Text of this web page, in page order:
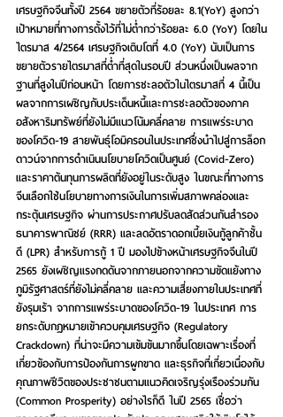
เศรษฐกิจจีนทั้งปี 2564 ขยายตัวที่ร้อยละ 8.1(YoY) สูงกว่า
เป้าหมายที่ทางการตั้งไว้ที่ไม่ต่ำกว่าร้อยละ 6.0 (YoY) โดยใน
ไตรมาส 4/2564 เศรษฐกิจเติบโตที่ 4.0 (YoY) นับเป็นการ
ขยายตัวรายไตรมาสที่ต่ำที่สุดในรอบปี ส่วนหนึ่งเป็นผลจาก
ฐานที่สูงในปีก่อนหน้า โดยการชะลอตัวในไตรมาสที่ 4 นี้เป็น
ผลจากการเผชิญกับประเด็นหนี้และการชะลอตัวของภาค
อสังหาริมทรัพย์ที่ยังไม่มีแนวโน้มคลี่คลาย การแพร่ระบาด
ของโควิด-19 สายพันธุ์โอมิครอนในประเทศซึ่งนำไปสู่การล็อก
ดาวน์จากการดำเนินนโยบายโควิดเป็นศูนย์ (Covid-Zero)
และราคาต้นทุนการผลิตที่ยังอยู่ในระดับสูง ในขณะที่ทางการ
จีนเลือกใช้นโยบายทางการเงินในการเพิ่มสภาพคล่องและ
กระตุ้นเศรษฐกิจ ผ่านการประกาศปรับลดสัดส่วนกันสำรอง
ธนาคารพาณิชย์ (RRR) และลดอัตราดอกเบี้ยเงินกู้ลูกค้าชั้น
ดี (LPR) สำหรับการกู้ 1 ปี มองไปข้างหน้าเศรษฐกิจจีนในปี
2565 ยังเผชิญแรงกดดันจากภายนอกจากความขัดแย้งทาง
ภูมิรัฐศาสตร์ที่ยังไม่คลี่คลาย และความเสี่ยงภายในประเทศที่
ยังรุมเร้า จากการแพร่ระบาดของโควิด-19 ในประเทศ การ
ยกระดับกฎหมายเข้าควบคุมเศรษฐกิจ (Regulatory
Crackdown) ที่น่าจะมีความเข้มข้นมากขึ้นโดยเฉพาะเรื่องที่
เกี่ยวข้องกับการป้องกันการผูกขาด และธุรกิจที่เกี่ยวเนื่องกับ
คุณภาพชีวิตของประชาชนตามแนวคิดเจริญรุ่งเรืองร่วมกัน
(Common Prosperity) อย่างไรก็ดี ในปี 2565 เชื่อว่า